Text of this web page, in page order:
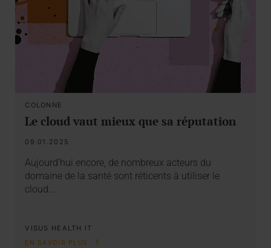
COLONNE
Le cloud vaut mieux que sa réputation
09.01.2025
Aujourd’hui encore, de nombreux acteurs du
domaine de la santé sont réticents à utiliser le
cloud.…
VISUS HEALTH IT
EN SAVOIR PLUS